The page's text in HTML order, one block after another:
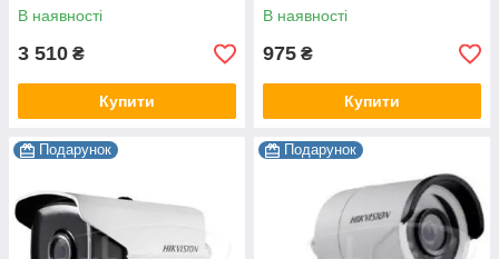
В наявності
3 510 ₴
Купити
В наявності
975 ₴
Купити
Подарунок Подарунок